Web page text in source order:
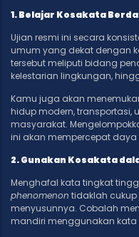
1. Belajar Kosakata
Ujian resmi ini secara
umum yang dekat dengan
tersebut meliputi bidang
kelestarian lingkungan,
Kamu juga akan
hidup modern, transportasi,
masyarakat.
ini akan mempercepat
2. Gunakan Kosakata
Menghafal kata tingkat
phenomenon tidaklah
menyusunnya. Cobalah
mandiri menggunakan kata